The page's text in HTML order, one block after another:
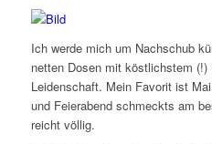
Ich werde mich um Nachschub
netten Dosen mit köstlichstem
Leidenschaft. Mein Favorit ist
und Feierabend schmeckts am
reicht völlig.